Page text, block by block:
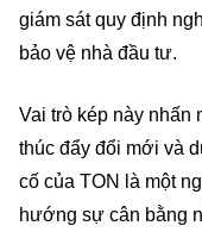
giám sát quy định
bảo vệ nhà đầu tư.
Vai trò kép này nhấn
thúc đẩy đổi mới và
cố của TON là một
hướng sự cân bằng